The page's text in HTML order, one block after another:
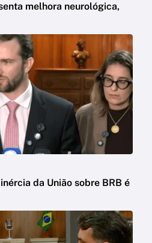
melhora neurológica,
da União sobre BRB é